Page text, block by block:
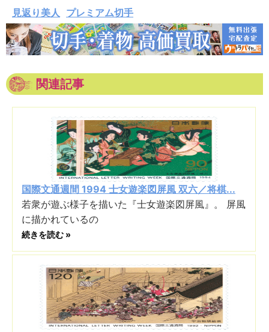
見返り美人 プレミアム切手
関連記事
国際文通週間 1994 士女遊楽図屏風 双六／将棋...
若衆が遊ぶ様子を描いた『士女遊楽図屏風』。 屏風
に描かれているの
続きを読む »